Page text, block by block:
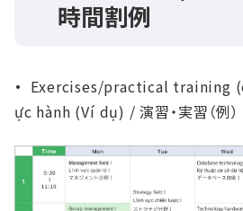
時間割例
・ Exercises/practical training
ực hành (Ví dụ) / 演習・実習（例）